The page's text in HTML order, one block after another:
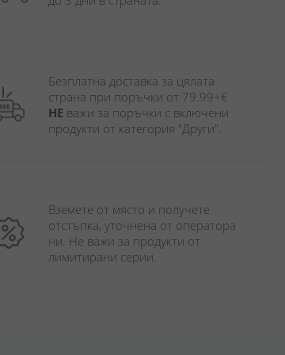
Безплатна доставка за цялата
НЕ важи за поръчки с включени
продукти от категория "Други".
Вземете от място и получете
отстъпка, уточнена от оператора
ни. Не важи за продукти от
лимитирани серии.